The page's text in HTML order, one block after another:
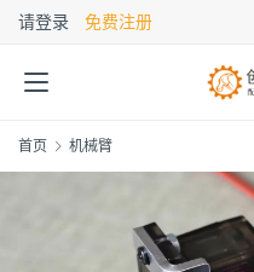
请登录 免费注册
首页 机械臂